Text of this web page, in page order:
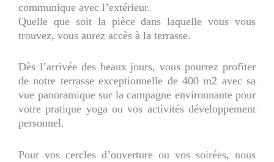
communique avec l’extérieur.
Quelle que soit la pièce dans laquelle vous vous
trouvez, vous aurez accès à la terrasse.
Dès l’arrivée des beaux jours, vous pourrez profiter
de notre terrasse exceptionnelle de 400 m2 avec sa
vue panoramique sur la campagne environnante pour
votre pratique yoga ou vos activités développement
personnel.
Pour vos cercles d’ouverture ou vos soirées, nous